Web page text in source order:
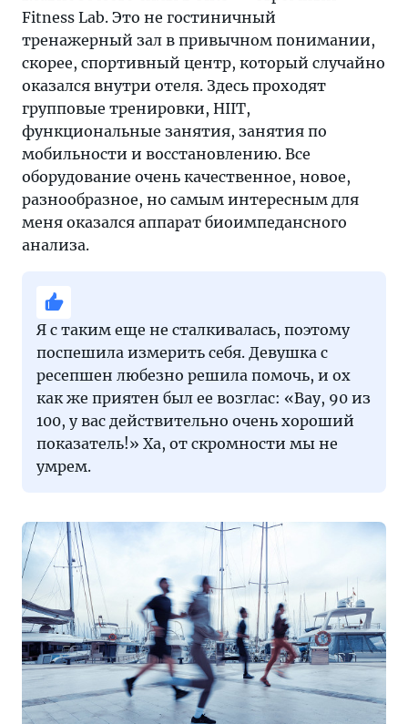
Fitness Lab. Это не гостиничный
тренажерный зал в привычном понимании,
скорее, спортивный центр, который случайно
оказался внутри отеля. Здесь проходят
групповые тренировки, HIIT,
функциональные занятия, занятия по
мобильности и восстановлению. Все
оборудование очень качественное, новое,
разнообразное, но самым интересным для
меня оказался аппарат биоимпедансного
анализа.
Я с таким еще не сталкивалась, поэтому
поспешила измерить себя. Девушка с
ресепшен любезно решила помочь, и ох
как же приятен был ее возглас: «Вау, 90 из
100, у вас действительно очень хороший
показатель!» Ха, от скромности мы не
умрем.